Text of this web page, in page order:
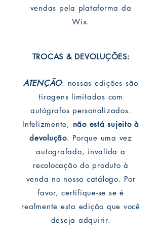
vendas pela plataforma da
Wix.
TROCAS & DEVOLUÇÕES:
ATENÇÃO: nossas edições são
tiragens limitadas com
autógrafos personalizados.
Infelizmente, não está sujeito à
devolução. Porque uma vez
autografado, invalida a
recolocação do produto à
venda no nosso catálogo. Por
favor, certifique-se se é
realmente esta edição que você
deseja adquirir.